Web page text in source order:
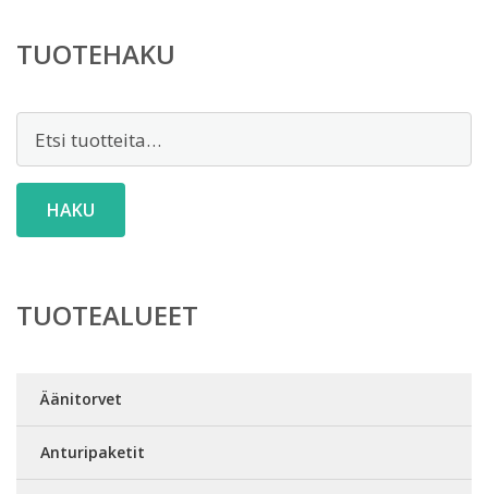
TUOTEHAKU
HAKU
TUOTEALUEET
Äänitorvet
Anturipaketit